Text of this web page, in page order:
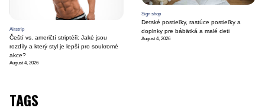
Airstrip
Čeští vs. američtí striptéři: Jaké jsou
rozdíly a který styl je lepší pro soukromé
akce?
August 4, 2026
Sign shop
Detské postieľky, rastúce postieľky a
doplnky pre bábätká a malé deti
August 4, 2026
TAGS